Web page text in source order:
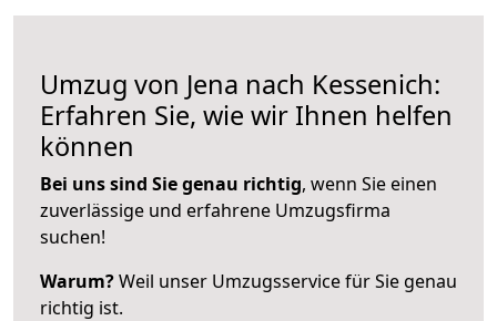
Umzug von Jena nach Kessenich:
Erfahren Sie, wie wir Ihnen helfen
können
Bei uns sind Sie genau richtig, wenn Sie einen
zuverlässige und erfahrene Umzugsfirma
suchen!
Warum?Weil unser Umzugsservice für Sie genau
richtig ist.